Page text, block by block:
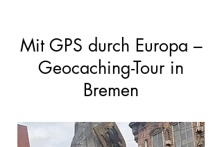
​Mit GPS durch Europa –
Geocaching-Tour in
Bremen